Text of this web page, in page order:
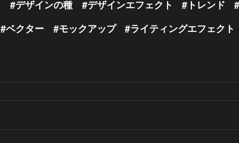
デザインの種 デザインエフェクト トレンド
ベクター モックアップ ライティングエフェクト